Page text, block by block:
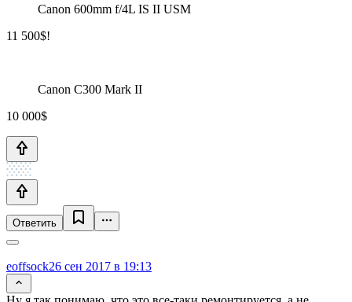
Canon 600mm f/4L IS II USM
11 500$!
Canon C300 Mark II
10 000$
Ответить
eoffsock26 сен 2017 в 19:13